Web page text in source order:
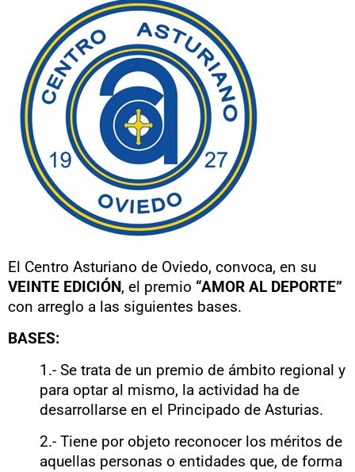
El Centro Asturiano de Oviedo, convoca, en su
VEINTE EDICIÓN, el premio “AMOR AL DEPORTE”
con arreglo a las siguientes bases.
BASES:
1.- Se trata de un premio de ámbito regional y
para optar al mismo, la actividad ha de
desarrollarse en el Principado de Asturias.
2.- Tiene por objeto reconocer los méritos de
aquellas personas o entidades que, de forma